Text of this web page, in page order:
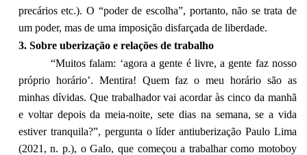
precários etc.). O “poder de escolha”, portanto, não se trata de
um poder, mas de uma imposição disfarçada de liberdade.
3. Sobre uberização e relações de trabalho
“Muitos falam: ‘agora a gente é livre, a gente faz nosso
próprio horário’. Mentira! Quem faz o meu horário são as
minhas dívidas. Que trabalhador vai acordar às cinco da manhã
e voltar depois da meia-noite, sete dias na semana, se a vida
estiver tranquila?”, pergunta o líder antiuberização Paulo Lima
(2021, n. p.), o Galo, que começou a trabalhar como motoboy